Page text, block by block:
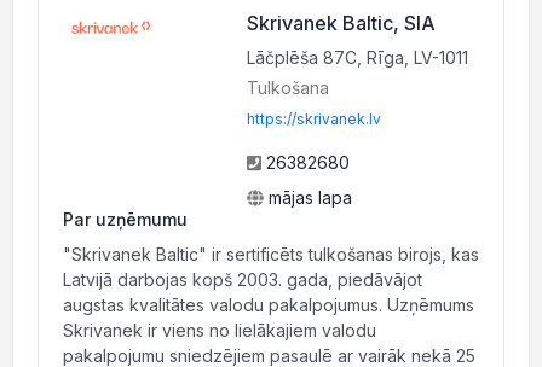
Skrivanek Baltic, SIA
Lāčplēša 87C, Rīga, LV-1011
Tulkošana
https://skrivanek.lv
26382680
mājas lapa
Par uzņēmumu
"Skrivanek Baltic" ir sertificēts tulkošanas birojs, kas
Latvijā darbojas kopš 2003. gada, piedāvājot
augstas kvalitātes valodu pakalpojumus. Uzņēmums
Skrivanek ir viens no lielākajiem valodu
pakalpojumu sniedzējiem pasaulē ar vairāk nekā 25